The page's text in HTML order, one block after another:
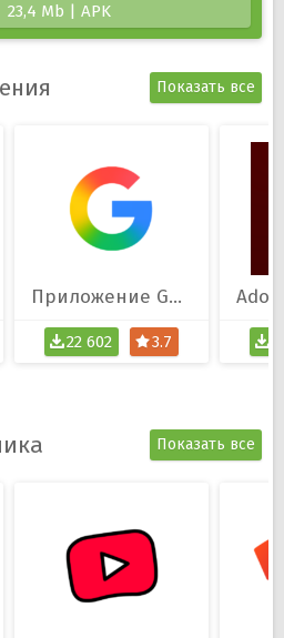
23,4 Mb | APK
Показать все
Приложение Google
22 602 3.7
Показать все